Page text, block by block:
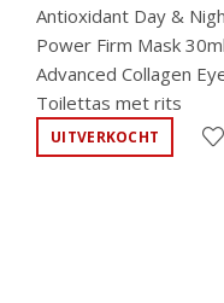
Antioxidant Day &
Power Firm Mask 30ml
Advanced Collagen
Toilettas met rits
UITVERKOCHT